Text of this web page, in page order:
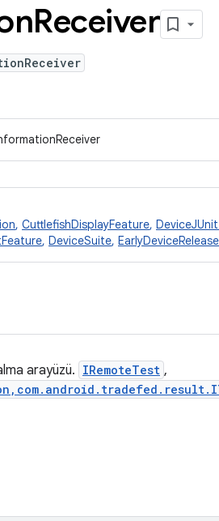
Receiver
, CuttlefishDisplayFeature,
, DeviceSuite,
arayüzü. IRemoteTest ,